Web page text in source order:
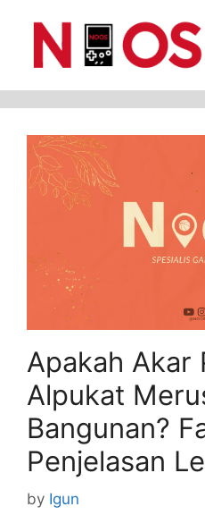
Apakah Akar
Alpukat
Bangunan?
Penjelasan
by Igun